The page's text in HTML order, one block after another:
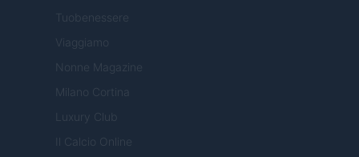
Tuobenessere
Viaggiamo
Nonne Magazine
Milano Cortina
Luxury Club
Il Calcio Online